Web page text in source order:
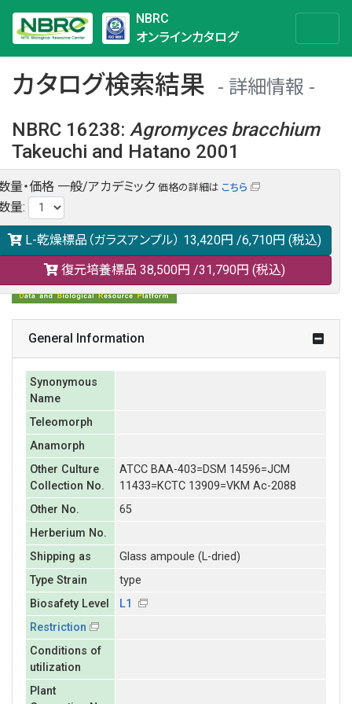
NBRC
オンラインカタログ
カタログ検索結果
詳細情報
NBRC 16238: Agromyces bracchium
Takeuchi and Hatano 2001
NBRC 16238の情報や関連データは以下のバナー(DBRP)か
らご覧ください。
日本語での検索も可能です。
量・価格 一般/アカデミック 価格の詳細は こちら
量:
L-乾燥標品（ガラスアンプル） 13,420円 /6,710円 (税込)
復元培養標品 38,500円 /31,790円 (税込)
General Information
Synonymous
Name
Teleomorph
Anamorph
Other Culture
Collection No.
ATCC BAA-403=DSM 14596=JCM
11433=KCTC 13909=VKM Ac-2088
Other No.
65
Herberium No.
Shipping as
Glass ampoule (L-dried)
Type Strain
type
Biosafety Level
L1
Restriction
Conditions of
utilization
Plant